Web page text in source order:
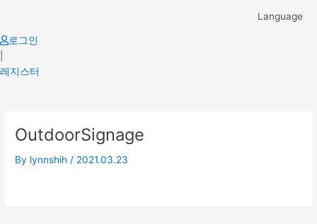
content
Language
로그인
레지스터
OutdoorSignage
By lynnshih / 2021.03.23